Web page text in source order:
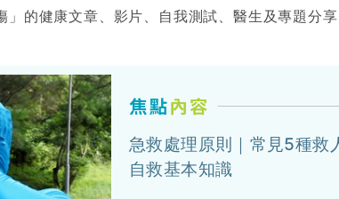
」的健康文章、影片、自我測試、醫生及專題分享
急救處理原則｜常見5種救
自救基本知識